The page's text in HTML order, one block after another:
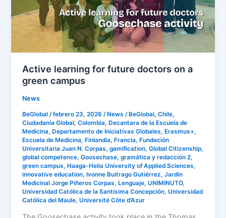
Active learning for future doctors on a
green campus
News
BeGlobal/febrero 23, 2026/ News / BeGlobal,Chile,
Ciudadanía Global,Colombia, Decantara de la Escuela de
Medicina, Departamento de Iniciativas Globales, Erasmus+,
Escuela de Medicina, Finlandia, Francia, Fundación
Universitaria Juan N. Corpas,gamification,Global Citizenship,
global competence,Goosechase,gramática y redacción 2,
green campus, Haaga-Helia University of Applied Sciences,
innovative education, Ivonne Buitrago Gutiérrez,Jardín
Medicinal Jorge Piñeros Corpas, Lenguaje,UNIMINUTO,
Universidad Católica de la Santísima Concepción,Universidad
Católica del Maule,Université Côte d’Azur
a
green